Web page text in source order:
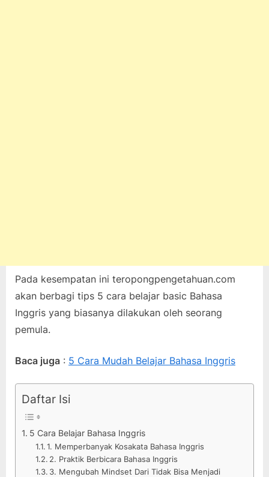
Pada kesempatan ini teropongpengetahuan.com
akan berbagi tips 5 cara belajar basic Bahasa
Inggris yang biasanya dilakukan oleh seorang
pemula.
Baca juga : 5 Cara Mudah Belajar Bahasa Inggris
Daftar Isi
5 Cara Belajar Bahasa Inggris
1. Memperbanyak Kosakata Bahasa Inggris
2. Praktik Berbicara Bahasa Inggris
3. Mengubah Mindset Dari Tidak Bisa Menjadi